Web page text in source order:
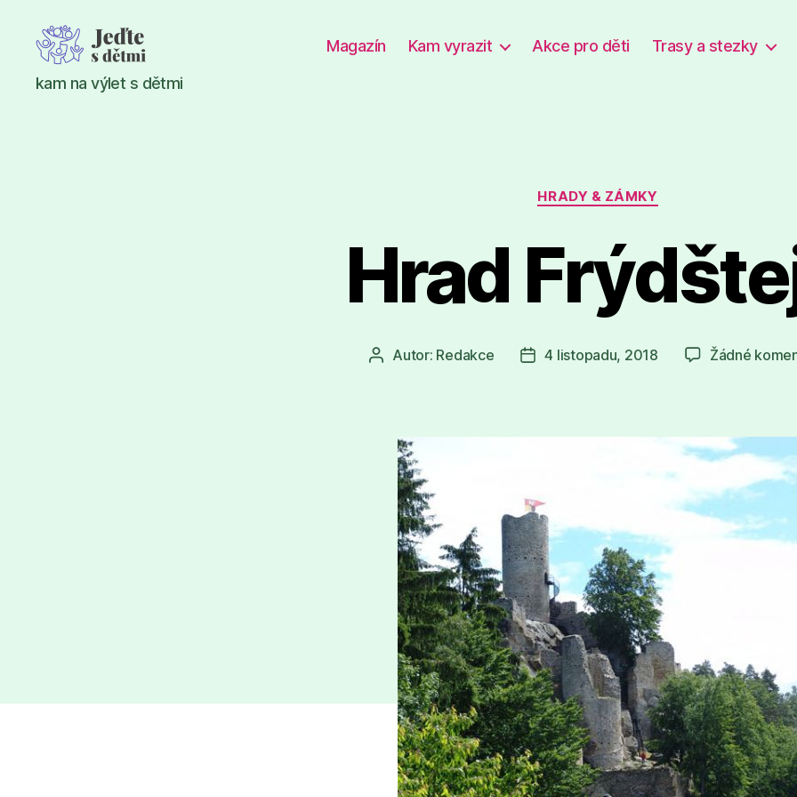
Jeďte
s
kam na výlet s dětmi
Magazín Kam vyrazit Akce pro děti Trasy a stezky
Rubriky
HRADY & ZÁMKY
Hrad
AutorAutor: Redakce
Datum
4 listopadu, 2018 Žádné